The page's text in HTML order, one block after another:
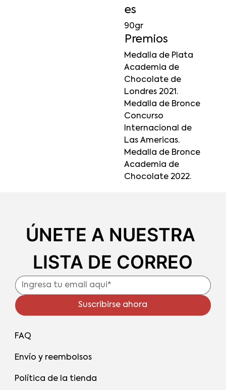
es
90gr
Premios
Medalla de Plata
Academia de
Chocolate de
Londres 2021.
Medalla de Bronce
Concurso
Internacional de
Las Americas.
Medalla de Bronce
Academia de
Chocolate 2022.
ÚNETE A NUESTRA
LISTA DE CORREO
Suscribirse ahora
FAQ
Envío y reembolsos
Política de la tienda